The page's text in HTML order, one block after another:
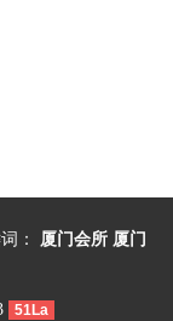
： 厦门会所 厦门
51La